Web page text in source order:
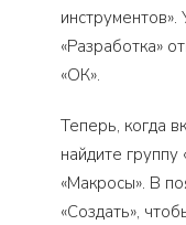
«Разработка»
«ОК».
Теперь, когда
найдите
«Макросы». В
«Создать»,